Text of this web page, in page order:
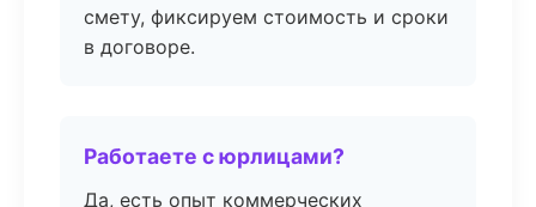
смету, фиксируем стоимость и сроки
в договоре.
Работаете с юрлицами?
Да, есть опыт коммерческих